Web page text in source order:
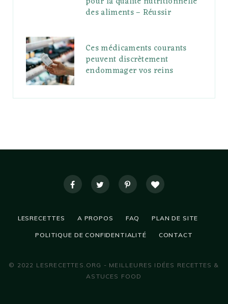
des aliments – Réussir
Ces médicaments courants
peuvent discrètement
endommager vos reins
LESRECETTES A PROPOS FAQ PLAN DE SITE
POLITIQUE DE CONFIDENTIALITÉ CONTACT
© 2022 LESRECETTES.ORG - MEILLEURES IDÉES RECETTES &
ASTUCES FOOD